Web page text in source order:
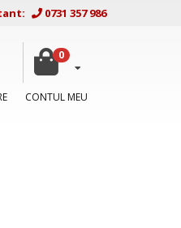
0731 357 986
0
CONTUL MEU